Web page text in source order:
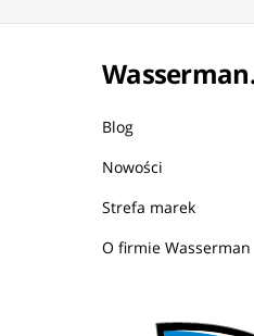
Blog
Nowości
Strefa marek
O firmie Wasserman